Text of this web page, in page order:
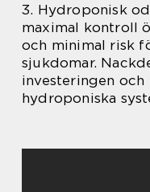
3. Hydroponisk
maximal kontroll
och minimal risk
sjukdomar.
investeringen
hydroponiska